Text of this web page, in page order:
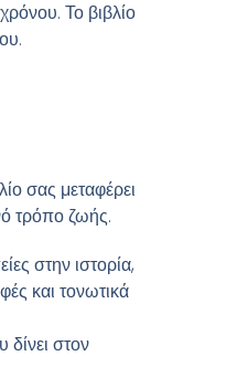
Το βιβλίο
σας μεταφέρει
τρόπο ζωής.
στην ιστορία,
και τονωτικά
στον